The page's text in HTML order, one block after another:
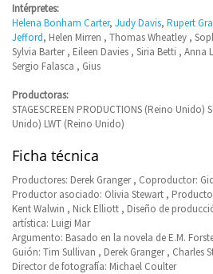
Intérpretes:
Helena Bonham Carter, Judy Davis, Rupert
Jefford, Helen Mirren , Thomas Wheatley ,
Sylvia Barter , Eileen Davies , Siria Betti , Anna
Sergio Falasca , Gius
Productoras:
STAGESCREEN PRODUCTIONS (Reino Unido)
Unido) LWT (Reino Unido)
Ficha técnica
Productores: Derek Granger , Coproductor:
Productor asociado: Olivia Stewart ,
Kent Walwin , Nick Elliott , Diseño de
artística: Luigi Mar
Argumento: Basado en la novela de E.M.
Guión: Tim Sullivan , Derek Granger , Charles
Director de fotografía: Michael Coulter